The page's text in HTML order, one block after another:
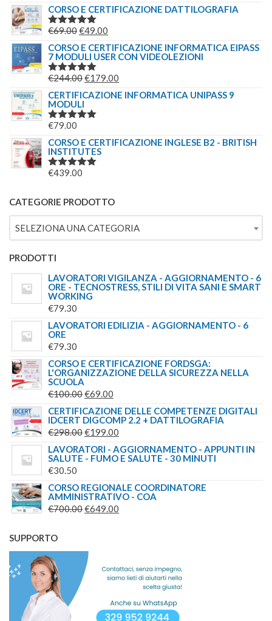
PREZZO
ORIGINALE
ERA:
€244.00.
PREZZO
€179.00.
CORSO E CERTIFICAZIONE DATTILOGRAFIA
VALUTATO
€69.00IL
PREZZO
ORIGINALE
ERA:
€49.00
PREZZO
ATTUALE
È:
CORSO E CERTIFICAZIONE INFORMATICA EIPASS
7 MODULI USER CON VIDEOLEZIONI
VALUTATO
€244.00IL
PREZZO
ERA:
€179.00
PREZZO
CERTIFICAZIONE INFORMATICA UNIPASS 9
MODULI
VALUTATO
€79.00
CORSO E CERTIFICAZIONE INGLESE B2 - BRITISH
INSTITUTES
VALUTATO
€439.00
CATEGORIE PRODOTTO
SELEZIONA UNA CATEGORIA
PRODOTTI
LAVORATORI VIGILANZA - AGGIORNAMENTO - 6
ORE - TECNOSTRESS, STILI DI VITA SANI E SMART
WORKING
€79.30
LAVORATORI EDILIZIA - AGGIORNAMENTO - 6
ORE
€79.30
CORSO E CERTIFICAZIONE FORDSGA:
L'ORGANIZZAZIONE DELLA SICUREZZA NELLA
SCUOLA
€100.00IL
PREZZO
ORIGINALE
ERA:
€100.00.
€69.00
PREZZO
ATTUALE
È:
€69.00.
CERTIFICAZIONE DELLE COMPETENZE DIGITALI
IDCERT DIGCOMP 2.2 + DATTILOGRAFIA
€298.00IL
PREZZO
ORIGINALE
€298.00.
€199.00
PREZZO
ATTUALE
€199.00.
LAVORATORI - AGGIORNAMENTO - APPUNTI IN
SALUTE - FUMO E SALUTE - 30 MINUTI
€30.50
CORSO REGIONALE COORDINATORE
AMMINISTRATIVO - COA
€700.00IL
ERA:
€700.00.
€649.00
€649.00.
SUPPORTO